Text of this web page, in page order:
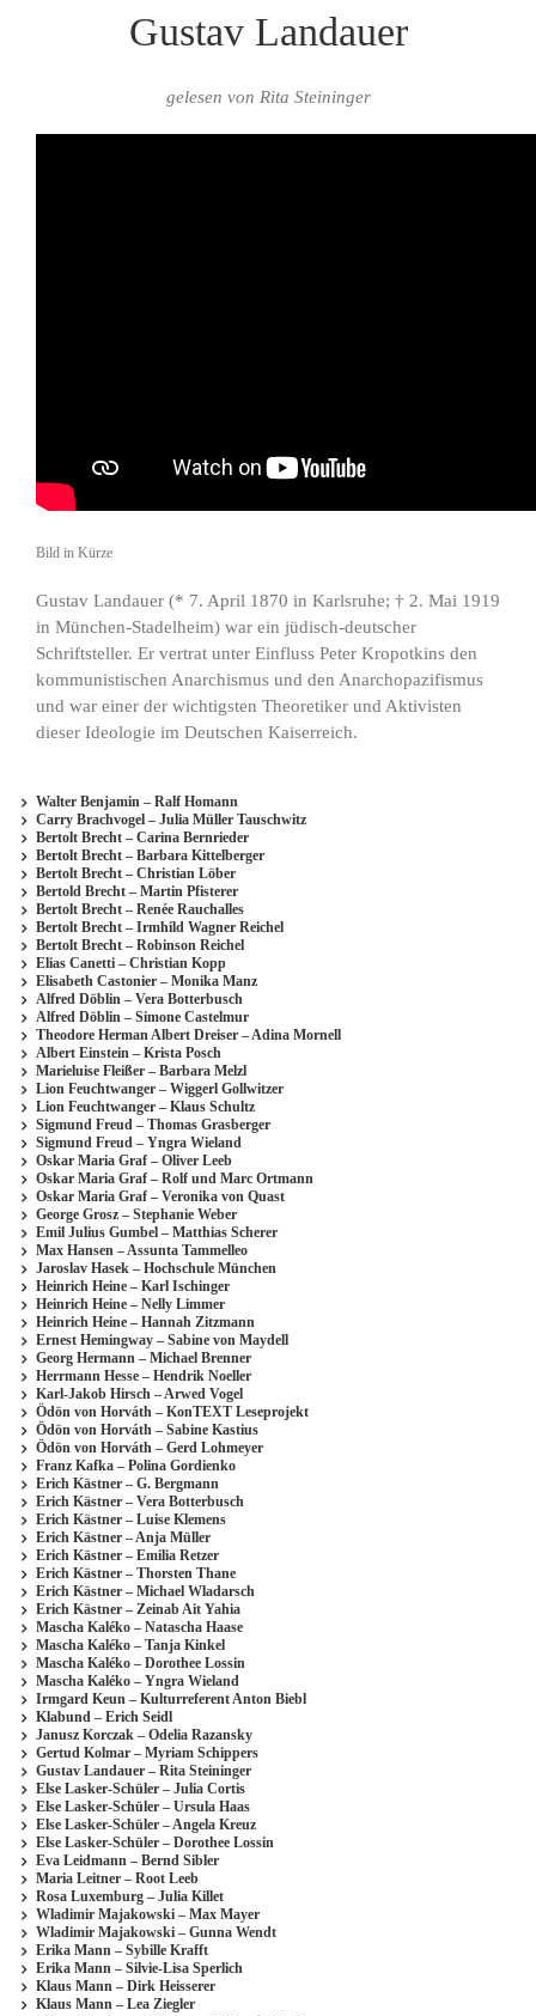
Gustav Landauer
gelesen von Rita Steininger
Bild in Kürze
Gustav Landauer (* 7. April 1870 in Karlsruhe; † 2. Mai 1919
in München-Stadelheim) war ein jüdisch-deutscher
Schriftsteller. Er vertrat unter Einfluss Peter Kropotkins den
kommunistischen Anarchismus und den Anarchopazifismus
und war einer der wichtigsten Theoretiker und Aktivisten
dieser Ideologie im Deutschen Kaiserreich.
Walter Benjamin – Ralf Homann
Carry Brachvogel – Julia Müller Tauschwitz
Bertolt Brecht – Carina Bernrieder
Bertolt Brecht – Barbara Kittelberger
Bertolt Brecht – Christian Löber
Bertold Brecht – Martin Pfisterer
Bertolt Brecht – Renée Rauchalles
Bertolt Brecht – Irmhild Wagner Reichel
Bertolt Brecht – Robinson Reichel
Elias Canetti – Christian Kopp
Elisabeth Castonier – Monika Manz
Alfred Döblin – Vera Botterbusch
Alfred Döblin – Simone Castelmur
Theodore Herman Albert Dreiser – Adina Mornell
Albert Einstein – Krista Posch
Marieluise Fleißer – Barbara Melzl
Lion Feuchtwanger – Wiggerl Gollwitzer
Lion Feuchtwanger – Klaus Schultz
Sigmund Freud – Thomas Grasberger
Sigmund Freud – Yngra Wieland
Oskar Maria Graf – Oliver Leeb
Oskar Maria Graf – Rolf und Marc Ortmann
Oskar Maria Graf – Veronika von Quast
George Grosz – Stephanie Weber
Emil Julius Gumbel – Matthias Scherer
Max Hansen – Assunta Tammelleo
Jaroslav Hasek – Hochschule München
Heinrich Heine – Karl Ischinger
Heinrich Heine – Nelly Limmer
Heinrich Heine – Hannah Zitzmann
Ernest Hemingway – Sabine von Maydell
Georg Hermann – Michael Brenner
Herrmann Hesse – Hendrik Noeller
Karl-Jakob Hirsch – Arwed Vogel
Ödön von Horváth – KonTEXT Leseprojekt
Ödön von Horváth – Sabine Kastius
Ödön von Horváth – Gerd Lohmeyer
Franz Kafka – Polina Gordienko
Erich Kästner – G. Bergmann
Erich Kästner – Vera Botterbusch
Erich Kästner – Luise Klemens
Erich Kästner – Anja Müller
Erich Kästner – Emilia Retzer
Erich Kästner – Thorsten Thane
Erich Kästner – Michael Wladarsch
Erich Kästner – Zeinab Ait Yahia
Mascha Kaléko – Natascha Haase
Mascha Kaléko – Tanja Kinkel
Mascha Kaléko – Dorothee Lossin
Mascha Kaléko – Yngra Wieland
Irmgard Keun – Kulturreferent Anton Biebl
Klabund – Erich Seidl
Janusz Korczak – Odelia Razansky
Gertud Kolmar – Myriam Schippers
Gustav Landauer – Rita Steininger
Else Lasker-Schüler – Julia Cortis
Else Lasker-Schüler – Ursula Haas
Else Lasker-Schüler – Angela Kreuz
Else Lasker-Schüler – Dorothee Lossin
Eva Leidmann – Bernd Sibler
Maria Leitner – Root Leeb
Rosa Luxemburg – Julia Killet
Wladimir Majakowski – Max Mayer
Wladimir Majakowski – Gunna Wendt
Erika Mann – Sybille Krafft
Erika Mann – Silvie-Lisa Sperlich
Klaus Mann – Dirk Heisserer
Klaus Mann – Lea Ziegler